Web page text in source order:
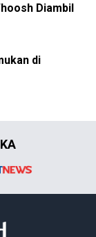
Diambil
di